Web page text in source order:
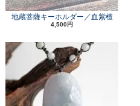
地蔵菩薩キーホルダー／血紫檀
4,500円